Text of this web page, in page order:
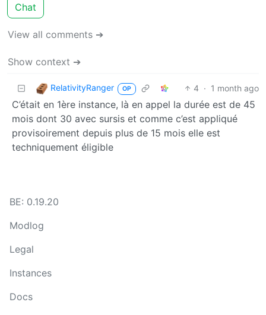
Chat
View all comments ➔
Show context ➔
RelativityRanger OP 4 · 1 month ago
C’était en 1ère instance, là en appel la durée est de 45
mois dont 30 avec sursis et comme c’est appliqué
provisoirement depuis plus de 15 mois elle est
techniquement éligible
BE: 0.19.20
Modlog
Legal
Instances
Docs